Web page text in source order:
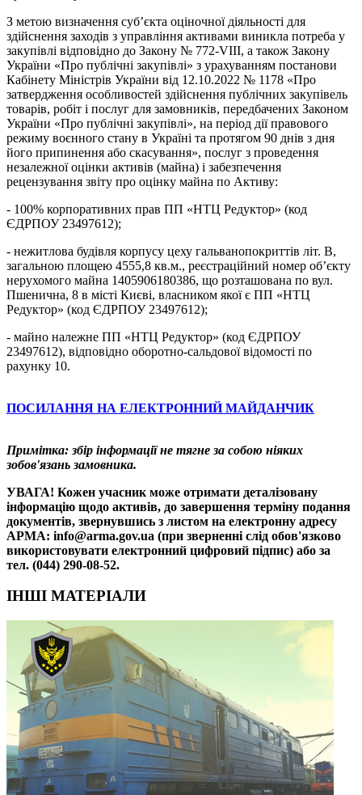
З метою визначення суб’єкта оціночної діяльності для
здійснення заходів з управління активами виникла потреба у
закупівлі відповідно до Закону № 772-VІІІ, а також Закону
України «Про публічні закупівлі» з урахуванням постанови
Кабінету Міністрів України від 12.10.2022 № 1178 «Про
затвердження особливостей здійснення публічних закупівель
товарів, робіт і послуг для замовників, передбачених Законом
України «Про публічні закупівлі», на період дії правового
режиму воєнного стану в Україні та протягом 90 днів з дня
його припинення або скасування», послуг з проведення
незалежної оцінки активів (майна) і забезпечення
рецензування звіту про оцінку майна по Активу:
- 100% корпоративних прав ПП «НТЦ Редуктор» (код
ЄДРПОУ 23497612);
- нежитлова будівля корпусу цеху гальванопокриттів літ. В,
загальною площею 4555,8 кв.м., реєстраційний номер об’єкту
нерухомого майна 1405906180386, що розташована по вул.
Пшенична, 8 в місті Києві, власником якої є ПП «НТЦ
Редуктор» (код ЄДРПОУ 23497612);
- майно належне ПП «НТЦ Редуктор» (код ЄДРПОУ
23497612), відповідно оборотно-сальдової відомості по
рахунку 10.
ПОСИЛАННЯ НА ЕЛЕКТРОННИЙ МАЙДАНЧИК
Примітка: збір інформації не тягне за собою ніяких
зобов'язань замовника.
УВАГА! Кожен учасник може отримати деталізовану
інформацію щодо активів, до завершення терміну подання
документів, звернувшись з листом на електронну адресу
АРМА: info@arma.gov.ua (при зверненні слід обов'язково
використовувати електронний цифровий підпис) або за
тел. (044) 290-08-52.
ІНШІ МАТЕРІАЛИ